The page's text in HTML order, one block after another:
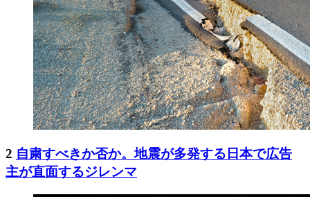
2 自粛すべきか否か。地震が多発する日本で広告
主が直面するジレンマ